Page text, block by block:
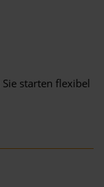
Sie starten flexibel